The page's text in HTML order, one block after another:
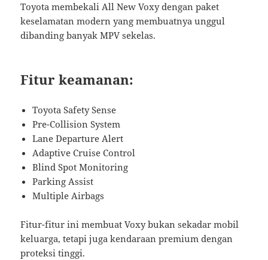
Toyota membekali All New Voxy dengan paket
keselamatan modern yang membuatnya unggul
dibanding banyak MPV sekelas.
Fitur keamanan:
Toyota Safety Sense
Pre-Collision System
Lane Departure Alert
Adaptive Cruise Control
Blind Spot Monitoring
Parking Assist
Multiple Airbags
Fitur-fitur ini membuat Voxy bukan sekadar mobil
keluarga, tetapi juga kendaraan premium dengan
proteksi tinggi.